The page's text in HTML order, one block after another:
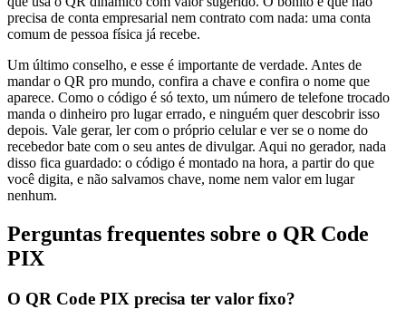
precisa de conta empresarial nem contrato com nada: uma conta
comum de pessoa física já recebe.
Um último conselho, e esse é importante de verdade. Antes de
mandar o QR pro mundo, confira a chave e confira o nome que
aparece. Como o código é só texto, um número de telefone trocado
manda o dinheiro pro lugar errado, e ninguém quer descobrir isso
depois. Vale gerar, ler com o próprio celular e ver se o nome do
recebedor bate com o seu antes de divulgar. Aqui no gerador, nada
disso fica guardado: o código é montado na hora, a partir do que
você digita, e não salvamos chave, nome nem valor em lugar
nenhum.
Perguntas frequentes sobre o QR Code
PIX
O QR Code PIX precisa ter valor fixo?